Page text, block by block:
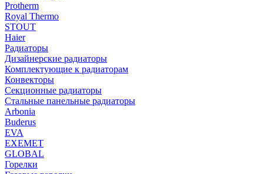
Protherm
Royal Thermo
STOUT
Haier
Радиаторы
Дизайнерские радиаторы
Комплектующие к радиаторам
Конвекторы
Секционные радиаторы
Стальные панельные радиаторы
Arbonia
Buderus
EVA
EXEMET
GLOBAL
Горелки